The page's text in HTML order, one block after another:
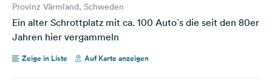
Provinz Värmland, Schweden
Ein alter Schrottplatz mit ca. 100 Auto`s die seit den 80er
Jahren hier vergammeln
Zeige in Liste Auf Karte anzeigen